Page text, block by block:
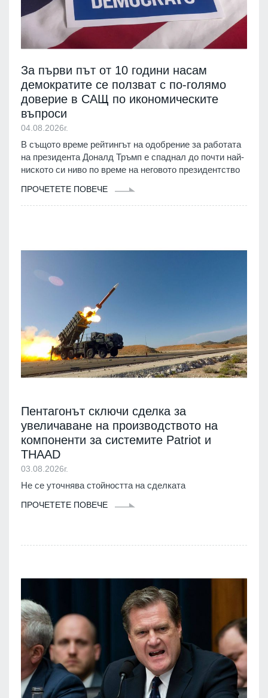
За първи път от 10 години насам
демократите се ползват с по-голямо
доверие в САЩ по икономическите
въпроси
04.08.2026г.
В същото време рейтингът на одобрение за работата
на президента Доналд Тръмп е спаднал до почти най-
ниското си ниво по време на неговото президентство
ПРОЧЕТЕТЕ ПОВЕЧЕ
Пентагонът сключи сделка за
увеличаване на производството на
компоненти за системите Patriot и
THAAD
03.08.2026г.
Не се уточнява стойността на сделката
ПРОЧЕТЕТЕ ПОВЕЧЕ